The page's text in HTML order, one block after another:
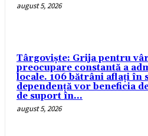
august 5, 2026
Târgoviște: Grija pentru
preocupare constantă a
locale. 106 bătrâni aflați în
dependență vor beneficia
de suport în...
august 5, 2026